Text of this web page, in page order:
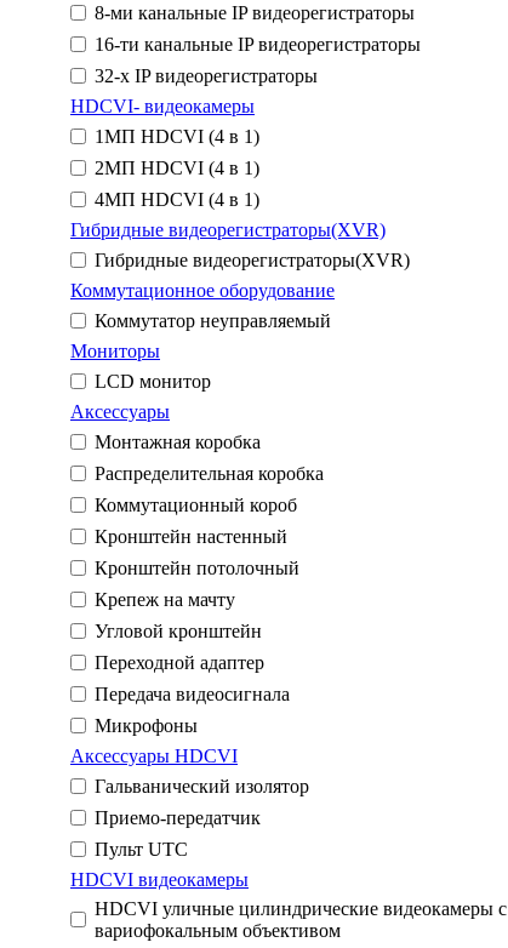
8-ми канальные IP видеорегистраторы
16-ти канальные IP видеорегистраторы
32-х IP видеорегистраторы
HDCVI- видеокамеры
1MП HDCVI (4 в 1)
2MП HDCVI (4 в 1)
4MП HDCVI (4 в 1)
Гибридные видеорегистраторы(XVR)
Гибридные видеорегистраторы(XVR)
Коммутационное оборудование
Коммутатор неуправляемый
Мониторы
LCD монитор
Аксессуары
Монтажная коробка
Распределительная коробка
Коммутационный короб
Кронштейн настенный
Кронштейн потолочный
Крепеж на мачту
Угловой кронштейн
Переходной адаптер
Передача видеосигнала
Микрофоны
Аксессуары HDCVI
Гальванический изолятор
Приемо-передатчик
Пульт UTC
HDCVI видеокамеры
HDCVI уличные цилиндрические видеокамеры с
вариофокальным объективом